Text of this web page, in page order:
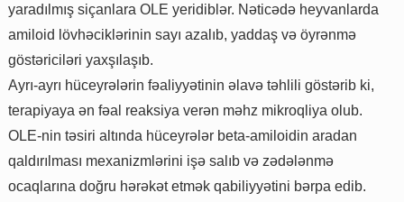
yaradılmış siçanlara OLE yeridiblər. Nəticədə heyvanlarda
amiloid lövhəciklərinin sayı azalıb, yaddaş və öyrənmə
göstəriciləri yaxşılaşıb.
Ayrı-ayrı hüceyrələrin fəaliyyətinin əlavə təhlili göstərib ki,
terapiyaya ən fəal reaksiya verən məhz mikroqliya olub.
OLE-nin təsiri altında hüceyrələr beta-amiloidin aradan
qaldırılması mexanizmlərini işə salıb və zədələnmə
ocaqlarına doğru hərəkət etmək qabiliyyətini bərpa edib.